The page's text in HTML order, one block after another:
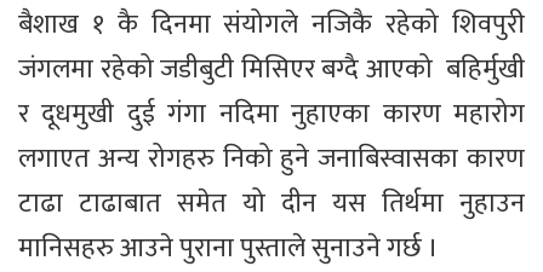
बैशाख १ कै दिनमा संयोगले नजिकै रहेको शिवपुरी
जंगलमा रहेको जडीबुटी मिसिएर बग्दै आएको बहिर्मुखी
र दूधमुखी दुई गंगा नदिमा नुहाएका कारण महारोग
लगाएत अन्य रोगहरु निको हुने जनाबिस्वासका कारण
टाढा टाढाबात समेत यो दीन यस तिर्थमा नुहाउन
मानिसहरु आउने पुराना पुस्ताले सुनाउने गर्छ ।